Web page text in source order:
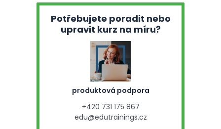
Potřebujete poradit nebo
upravit kurz na míru?
produktová podpora
+420 731 175 867
edu@edutrainings.cz